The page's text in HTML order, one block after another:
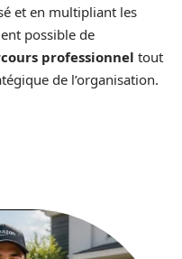
et en multipliant les
possible de
professionnel tout
de l’organisation.